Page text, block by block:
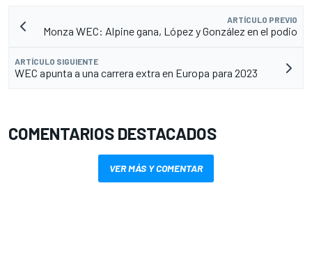
ARTÍCULO PREVIO
Monza WEC: Alpine gana, López y González en el podio
ARTÍCULO SIGUIENTE
WEC apunta a una carrera extra en Europa para 2023
COMENTARIOS DESTACADOS
VER MÁS Y COMENTAR